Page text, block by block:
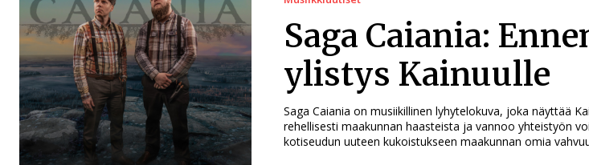
Saga Caiania:
ylistys Kainuulle
Saga Caiania on musiikillinen lyhytelokuva, joka näyttää
rehellisesti maakunnan haasteista ja vannoo yhteistyön
kotiseudun uuteen kukoistukseen maakunnan omia